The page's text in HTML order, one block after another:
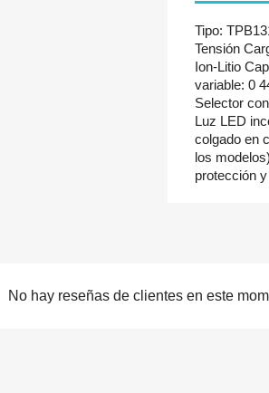
Tipo:
Tensión
Ion-Litio
variable: 0
Selector
Luz LED
colgado en
los
protección
No hay reseñas de clientes en este